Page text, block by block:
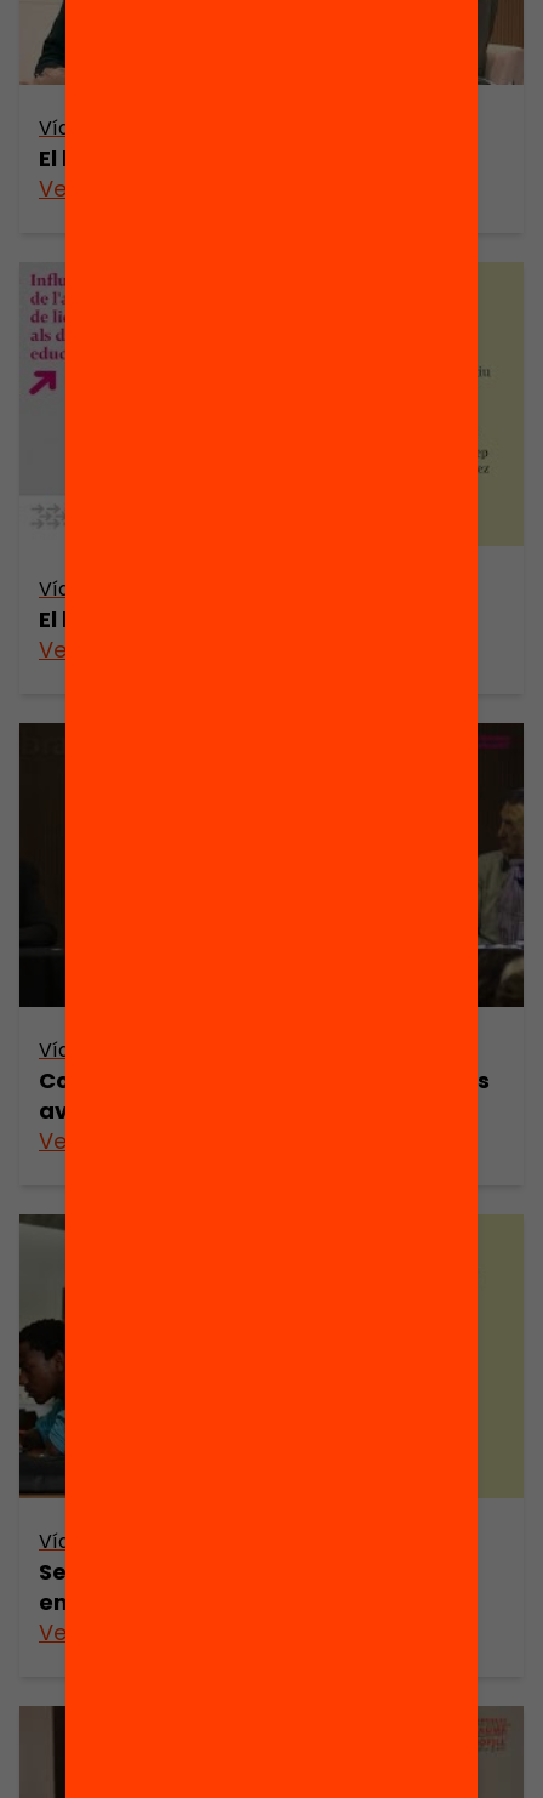
Vídeo
El lideratge dels centres educatius
Veure’n més
Vídeo
El lideratge dels centres educatius
Veure’n més
Vídeo
Competències per al segle XXI: com les
avaluem?
Veure’n més
Vídeo
Sessió paral·lela 2: Habilitats socials,
emocions i actituds d’aprenentatge
Veure’n més